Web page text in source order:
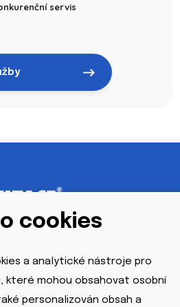
servis
cookies
a analytické nástroje pro
které mohou obsahovat osobní
personalizován obsah a